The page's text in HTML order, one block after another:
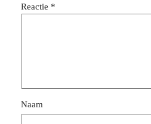
Reactie *
Naam